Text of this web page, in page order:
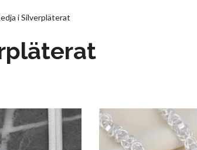
i Silverpläterat